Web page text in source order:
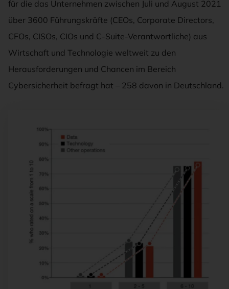
für die das Unternehmen zwischen Juli und August 2021
über 3600 Führungskräfte (CEOs, Corporate Directors,
CFOs, CISOs, CIOs und C-Suite-Verantwortliche) aus
Wirtschaft und Technologie weltweit zu den
Herausforderungen und Chancen im Bereich
Cybersicherheit befragt hat – 258 davon in Deutschland.